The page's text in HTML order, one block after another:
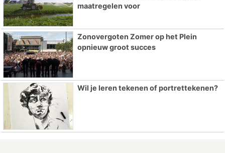
maatregelen voor
Zonovergoten Zomer op het Plein
opnieuw groot succes
Wil je leren tekenen of portrettekenen?